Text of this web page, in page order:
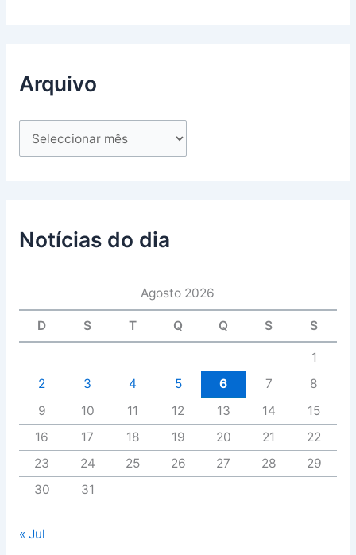
Arquivo
Notícias do dia
Agosto 2026
D S T Q Q S S
1
2
3 4 5 6 7
8
9
10 11 12 13 14
15
16
17 18 19 20 21
22
23
24 25 26 27 28
29
30
31
« Jul